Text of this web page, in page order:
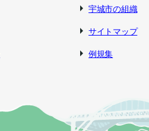
宇城市の組織
サイトマップ
例規集